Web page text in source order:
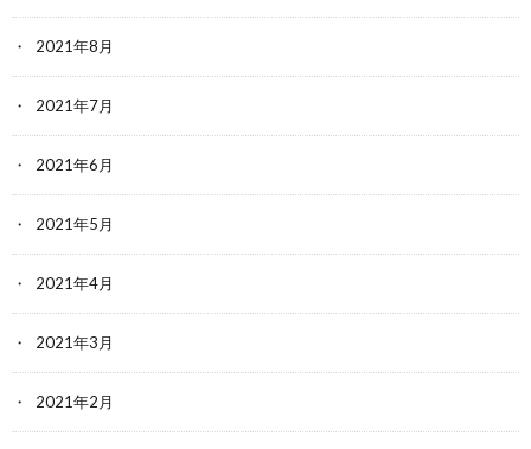
2021年8月
2021年7月
2021年6月
2021年5月
2021年4月
2021年3月
2021年2月